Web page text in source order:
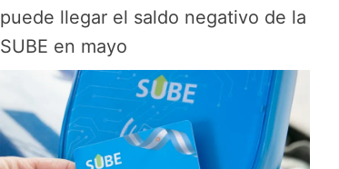
puede llegar el saldo negativo de la
SUBE en mayo